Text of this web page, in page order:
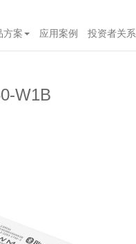
方案 应用案例 投资者关系
W1B